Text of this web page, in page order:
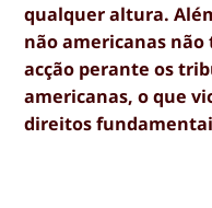
qualquer altura.
não americanas
acção perante os
americanas, o que
direitos